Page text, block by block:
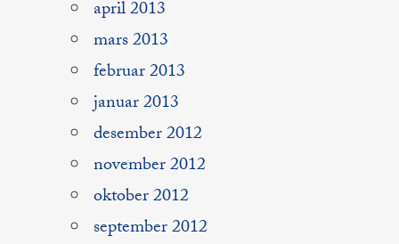
april 2013
mars 2013
februar 2013
januar 2013
desember 2012
november 2012
oktober 2012
september 2012